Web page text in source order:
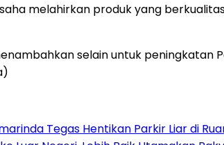
melahirkan produk yang
selain untuk
Tegas Hentikan Parkir Liar di